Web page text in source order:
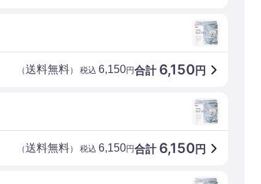
合計 6,150円
（送料無料） 税込 6,150円
合計 6,150円
（送料無料） 税込 6,150円